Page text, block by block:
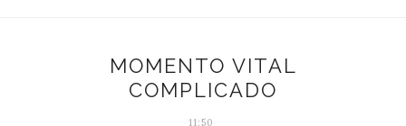
MOMENTO VITAL
COMPLICADO
11:50